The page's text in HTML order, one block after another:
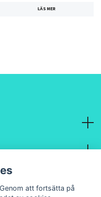
LÄS MER
att fortsätta på